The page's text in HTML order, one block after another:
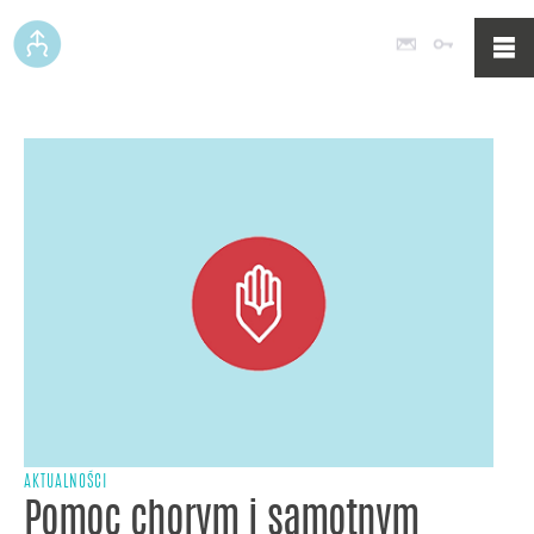
Poczta
AKTUALNOŚCI
Pomoc chorym i samotnym